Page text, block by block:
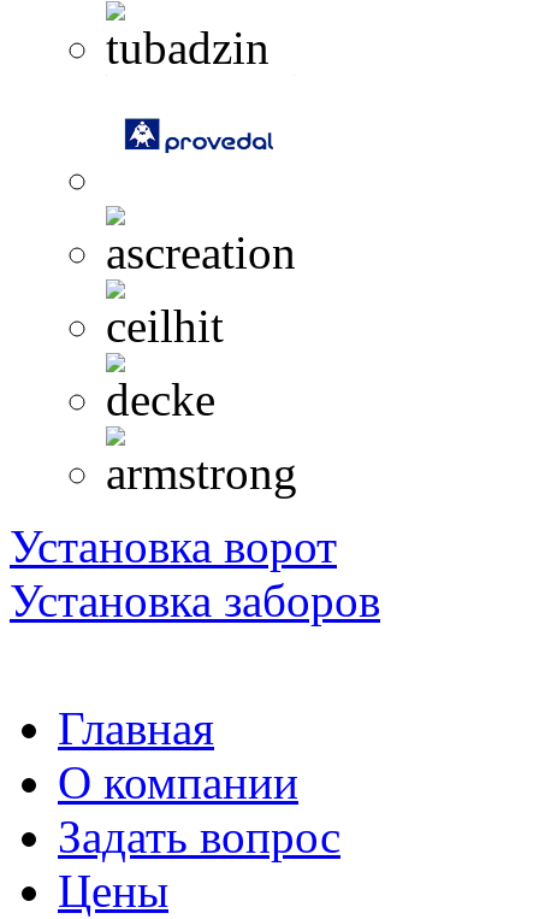
Установка ворот
Установка заборов
Главная
О компании
Задать вопрос
Цены